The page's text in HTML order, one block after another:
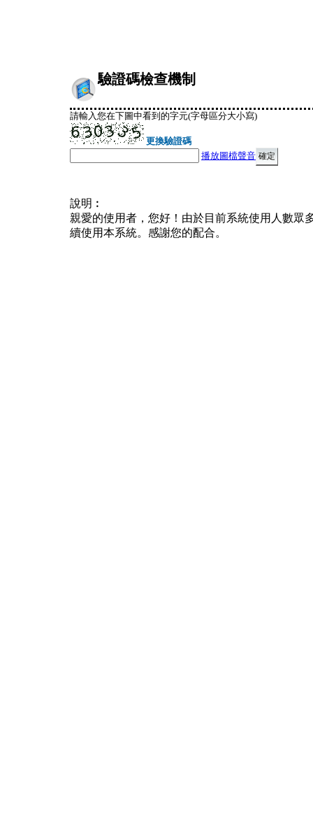
驗證碼檢查機制
請輸入您在下圖中看到的字元(字母區分大小寫)
更換驗證碼
播放圖檔聲音
說明︰
親愛的使用者，您好！由於目前系統使用人數眾
續使用本系統。感謝您的配合。